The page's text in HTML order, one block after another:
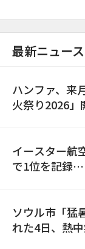
最新ニュース
ハンファ、来
火祭り2026
イースター航
で1位を記録…
ソウル市「猛
れた4日、熱